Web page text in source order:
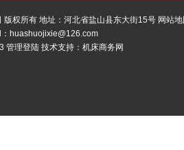
版权所有 地址：河北省盐山县东大街15号 网站
huashuojixie@126.com
管理登陆 技术支持： 机床商务网